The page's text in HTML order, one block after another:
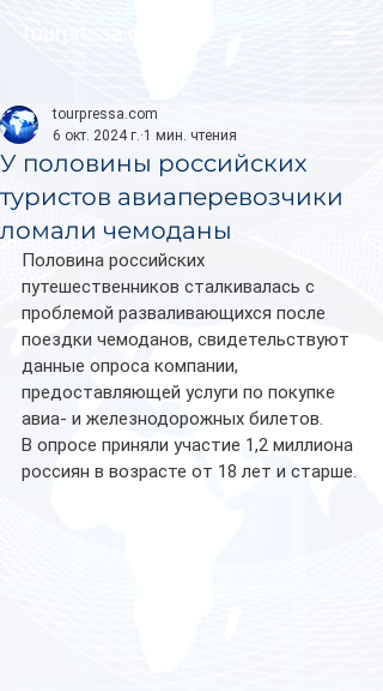
У половины российских
туристов авиаперевозчики
ломали чемоданы
tourpressa.com
6 окт. 2024 г. 1 мин. чтения
Половина российских
путешественников сталкивалась с
проблемой разваливающихся после
поездки чемоданов, свидетельствуют
данные опроса компании,
предоставляющей услуги по покупке
авиа- и железнодорожных билетов.
В опросе приняли участие 1,2 миллиона
россиян в возрасте от 18 лет и старше.